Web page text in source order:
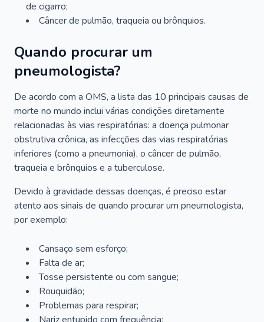
de cigarro;
Câncer de pulmão, traqueia ou brônquios.
Quando procurar um
pneumologista?
De acordo com a OMS, a lista das 10 principais causas de
morte no mundo inclui várias condições diretamente
relacionadas às vias respiratórias: a doença pulmonar
obstrutiva crônica, as infecções das vias respiratórias
inferiores (como a pneumonia), o câncer de pulmão,
traqueia e brônquios e a tuberculose.
Devido à gravidade dessas doenças, é preciso estar
atento aos sinais de quando procurar um pneumologista,
por exemplo:
Cansaço sem esforço;
Falta de ar;
Tosse persistente ou com sangue;
Rouquidão;
Problemas para respirar;